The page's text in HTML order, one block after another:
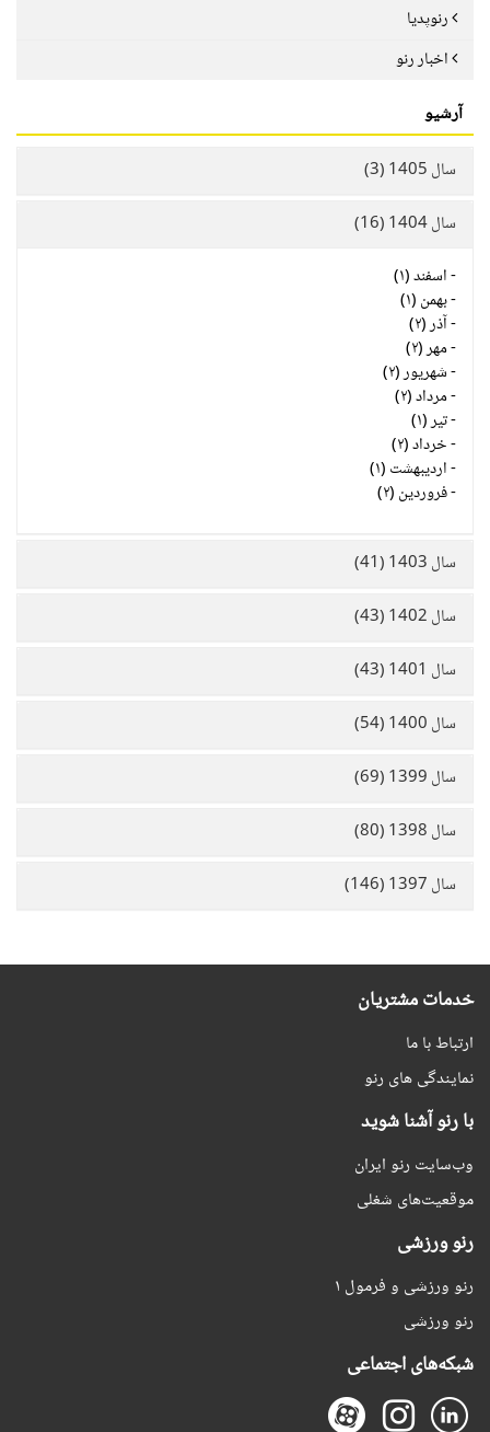
رنوپدیا
اخبار رنو
آرشیو
سال 1405 (3)
سال 1404 (16)
-اسفند (۱)
-بهمن (۱)
-آذر (۲)
-مهر (۲)
-شهریور (۲)
-مرداد (۲)
-تیر (۱)
-خرداد (۲)
-اردیبهشت (۱)
-فروردین (۲)
سال 1403 (41)
سال 1402 (43)
سال 1401 (43)
سال 1400 (54)
سال 1399 (69)
سال 1398 (80)
سال 1397 (146)
خدمات مشتریان
ارتباط با ما
نمایندگی های رنو
با رنو آشنا شوید
وب‌سایت رنو ایران
موقعیت‌های شغلی
رنو ورزشی
رنو ورزشی و فرمول ۱
رنو ورزشی
شبکه‌های اجتماعی